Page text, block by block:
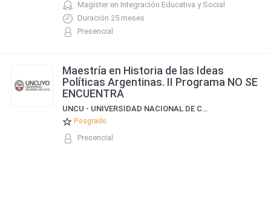
Magíster en Integración Educativa y Social
Duración 25 meses
Presencial
Maestría en Historia de las Ideas
Políticas Argentinas. II Programa NO SE
ENCUENTRA
UNCU - UNIVERSIDAD NACIONAL DE CUYO
Posgrado
Presencial